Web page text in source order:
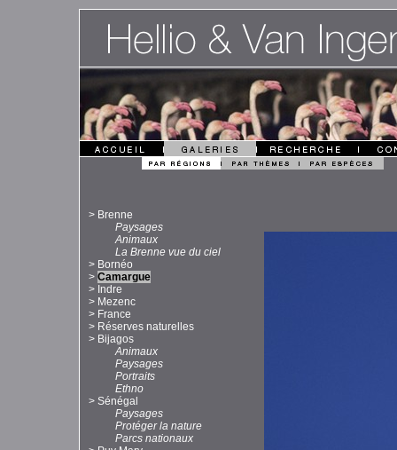
> Brenne
Paysages
Animaux
La Brenne vue du ciel
> Bornéo
> Camargue
> Indre
> Mezenc
> France
> Réserves naturelles
> Bijagos
Animaux
Paysages
Portraits
Ethno
> Sénégal
Paysages
Protéger la nature
Parcs nationaux